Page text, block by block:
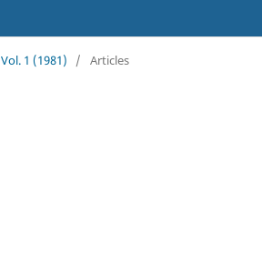
Vol. 1 (1981) / Articles